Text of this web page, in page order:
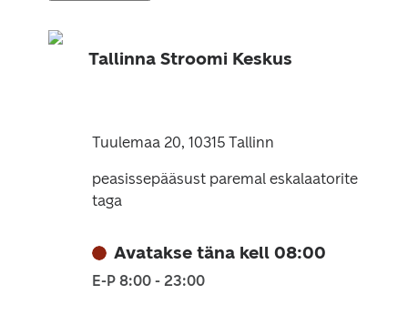
Tallinna Stroomi Keskus
Tuulemaa 20, 10315 Tallinn
peasissepääsust paremal eskalaatorite
taga
Avatakse täna kell 08:00
E-P 8:00 - 23:00